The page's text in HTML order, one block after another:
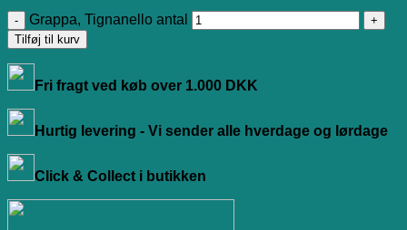
Grappa, Tignanello antal
Tilføj til kurv
Fri fragt ved køb over 1.000 DKK
Hurtig levering - Vi sender alle hverdage og lørdage
Click & Collect i butikken